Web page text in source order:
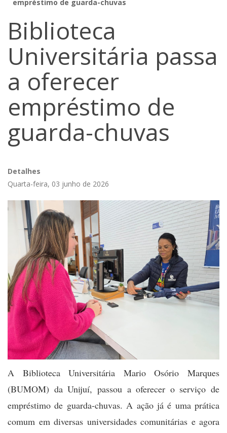
empréstimo de guarda-chuvas
Biblioteca
Universitária passa
a oferecer
empréstimo de
guarda-chuvas
Detalhes
Quarta-feira, 03 junho de 2026
A Biblioteca Universitária Mario Osório Marques
(BUMOM) da Unijuí, passou a oferecer o serviço de
empréstimo de guarda-chuvas. A ação já é uma prática
comum em diversas universidades comunitárias e agora